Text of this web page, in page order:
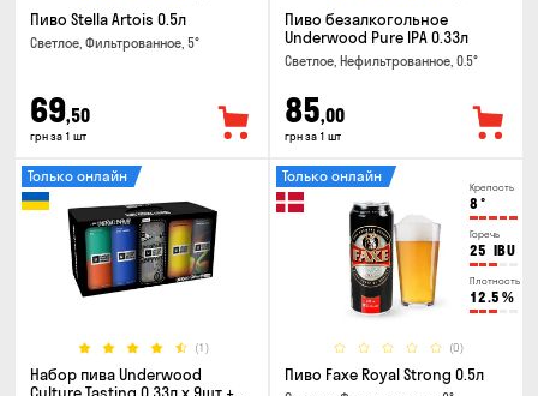
Пиво Stella Artois 0.5л
Светлое, Фильтрованное, 5°
69,50
грн за 1 шт
Пиво безалкогольное
Underwood Pure IPA 0.33л
Светлое, Нефильтрованное, 0.5°
85,00
грн за 1 шт
(1)
Только онлайн
Набор пива Underwood
Крепость
8 °
Горечь
25 IBU
Плотность
12.5 %
(0)
Только онлайн
Пиво Faxe Royal Strong 0.5л